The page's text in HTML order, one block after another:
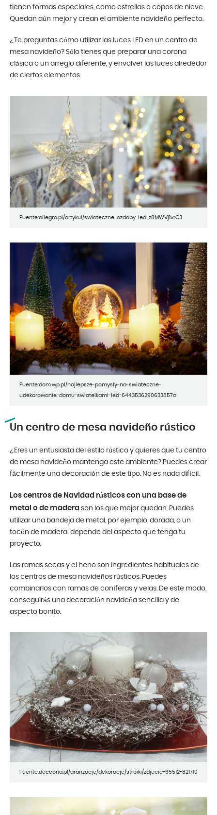
tienen formas especiales, como estrellas o copos de nieve.
Quedan aún mejor y crean el ambiente navideño perfecto.
¿Te preguntas cómo utilizar las luces LED en un centro de
mesa navideño? Sólo tienes que preparar una corona
clásica o un arreglo diferente, y envolver las luces alrededor
de ciertos elementos.
Fuente:allegro.pl/artykul/swiateczne-ozdoby-led-z8MWVj1vrC3
Fuente:dom.wp.pl/najlepsze-pomysly-na-swiateczne-
udekorowanie-domu-swiatelkami-led-6443536290633857a
Un centro de mesa navideño rústico
¿Eres un entusiasta del estilo rústico y quieres que tu centro
de mesa navideño mantenga este ambiente? Puedes crear
fácilmente una decoración de este tipo. No es nada difícil.
Los centros de Navidad rústicos con una base de
metal o de madera son los que mejor quedan. Puedes
utilizar una bandeja de metal, por ejemplo, dorada, o un
tocón de madera: depende del aspecto que tenga tu
proyecto.
Las ramas secas y el heno son ingredientes habituales de
los centros de mesa navideños rústicos. Puedes
combinarlos con ramas de coníferas y velas. De este modo,
conseguirás una decoración navideña sencilla y de
aspecto bonito.
Fuente:deccoria.pl/aranzacje/dekoracje/stroiki/zdjecie-65512-821710